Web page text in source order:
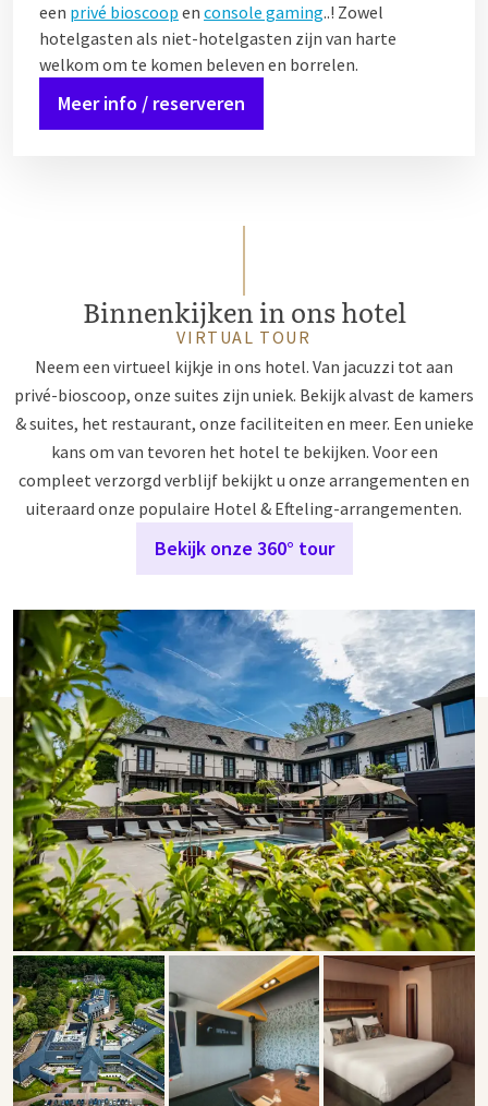
een privé bioscoop en console gaming..! Zowel
hotelgasten als niet-hotelgasten zijn van harte
welkom om te komen beleven en borrelen.
Meer info / reserveren
Binnenkijken in ons hotel
VIRTUAL TOUR
Neem een virtueel kijkje in ons hotel. Van jacuzzi tot aan
privé-bioscoop, onze suites zijn uniek. Bekijk alvast de kamers
& suites, het restaurant, onze faciliteiten en meer. Een unieke
kans om van tevoren het hotel te bekijken. Voor een
compleet verzorgd verblijf bekijkt u onze arrangementen en
uiteraard onze populaire Hotel & Efteling-arrangementen.
Bekijk onze 360° tour